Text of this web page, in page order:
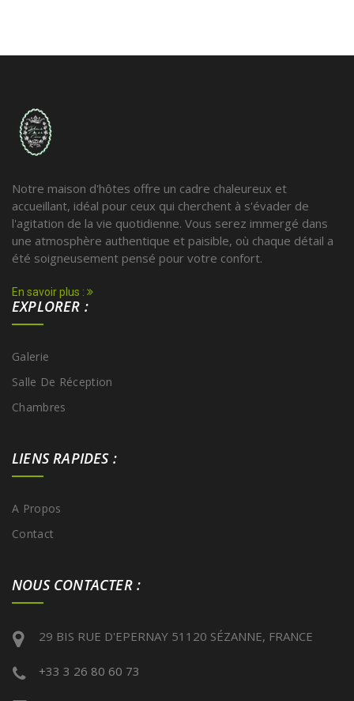
Notre maison d'hôtes offre un cadre chaleureux et
accueillant, idéal pour ceux qui cherchent à s'évader de
l'agitation de la vie quotidienne. Vous serez immergé dans
une atmosphère authentique et paisible, où chaque détail a
été soigneusement pensé pour votre confort.
En savoir plus :
EXPLORER :
Galerie
Salle De Réception
Chambres
LIENS RAPIDES :
A Propos
Contact
NOUS CONTACTER :
29 BIS RUE D'EPERNAY 51120 SÉZANNE, FRANCE
+33 3 26 80 60 73